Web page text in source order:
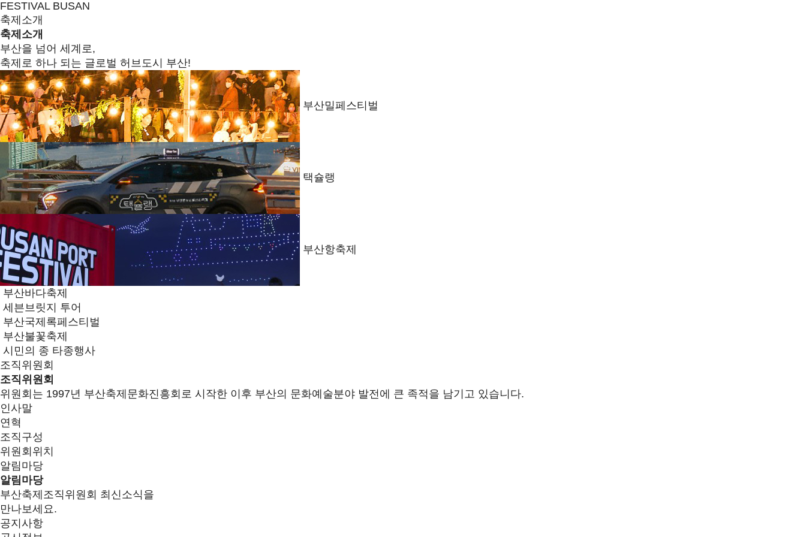
FESTIVAL BUSAN
축제소개
축제소개
부산을 넘어 세계로,
축제로 하나 되는 글로벌 허브도시 부산!
부산밀페스티벌
택슐랭
부산항축제
부산바다축제
세븐브릿지 투어
부산국제록페스티벌
부산불꽃축제
시민의 종 타종행사
조직위원회
조직위원회
위원회는 1997년 부산축제문화진흥회로 시작한 이후 부산의 문화예술분야 발전에 큰 족적을 남기고 있습니다.
인사말
연혁
조직구성
위원회위치
알림마당
알림마당
부산축제조직위원회 최신소식을
만나보세요.
공지사항